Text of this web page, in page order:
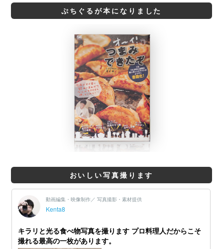
ぷちぐるが本になりました
おいしい写真撮ります